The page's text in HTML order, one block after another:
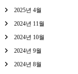
2025년 4월
2024년 11월
2024년 10월
2024년 9월
2024년 8월